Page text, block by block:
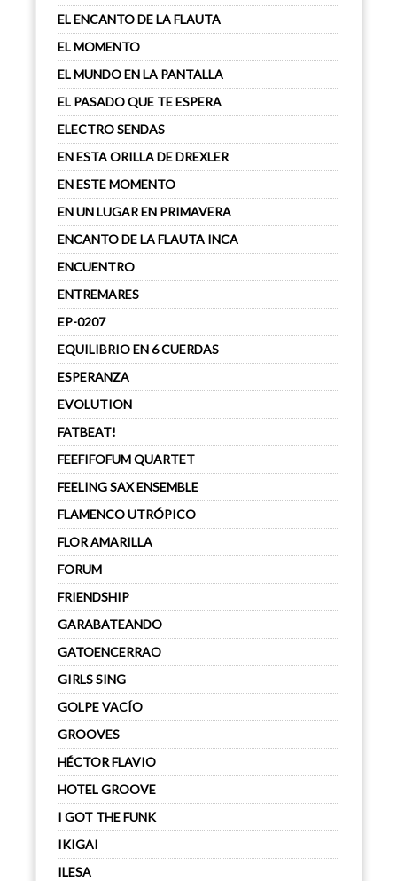
EL ENCANTO DE LA FLAUTA
EL MOMENTO
EL MUNDO EN LA PANTALLA
EL PASADO QUE TE ESPERA
ELECTRO SENDAS
EN ESTA ORILLA DE DREXLER
EN ESTE MOMENTO
EN UN LUGAR EN PRIMAVERA
ENCANTO DE LA FLAUTA INCA
ENCUENTRO
ENTREMARES
EP-0207
EQUILIBRIO EN 6 CUERDAS
ESPERANZA
EVOLUTION
FATBEAT!
FEEFIFOFUM QUARTET
FEELING SAX ENSEMBLE
FLAMENCO UTRÓPICO
FLOR AMARILLA
FORUM
FRIENDSHIP
GARABATEANDO
GATOENCERRAO
GIRLS SING
GOLPE VACÍO
GROOVES
HÉCTOR FLAVIO
HOTEL GROOVE
I GOT THE FUNK
IKIGAI
ILESA